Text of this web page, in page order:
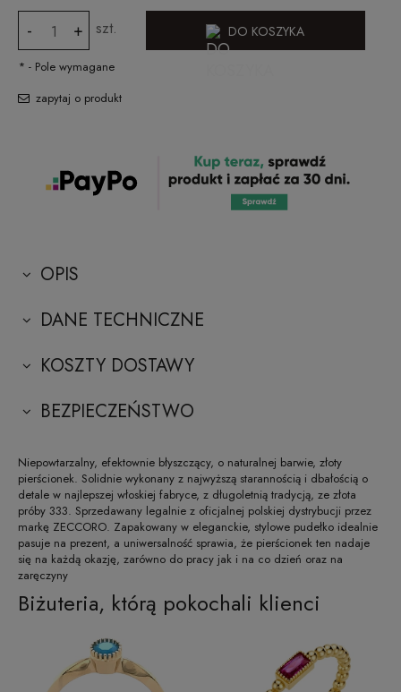
SPRAWDŹ JAK ZMIERZYĆ ROZMIAR PIERŚCIONKA
- + szt. DO KOSZYKA
* - Pole wymagane
zapytaj o produkt
OPIS
DANE TECHNICZNE
KOSZTY DOSTAWY
BEZPIECZEŃSTWO
Niepowtarzalny, efektownie błyszczący, o naturalnej barwie, złoty
pierścionek. Solidnie wykonany z najwyższą starannością i dbałością o
detale w najlepszej włoskiej fabryce, z długoletnią tradycją, ze złota
próby 333. Sprzedawany legalnie z oficjalnej polskiej dystrybucji przez
markę ZECCORO. Zapakowany w eleganckie, stylowe pudełko idealnie
pasuje na prezent, a uniwersalność sprawia, że pierścionek ten nadaje
się na każdą okazję, zarówno do pracy jak i na co dzień oraz na
zaręczyny
Biżuteria, którą pokochali klienci